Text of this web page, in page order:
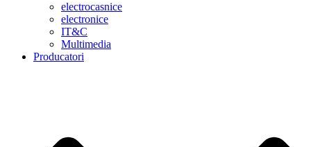
electrocasnice
electronice
IT&C
Multimedia
Producatori